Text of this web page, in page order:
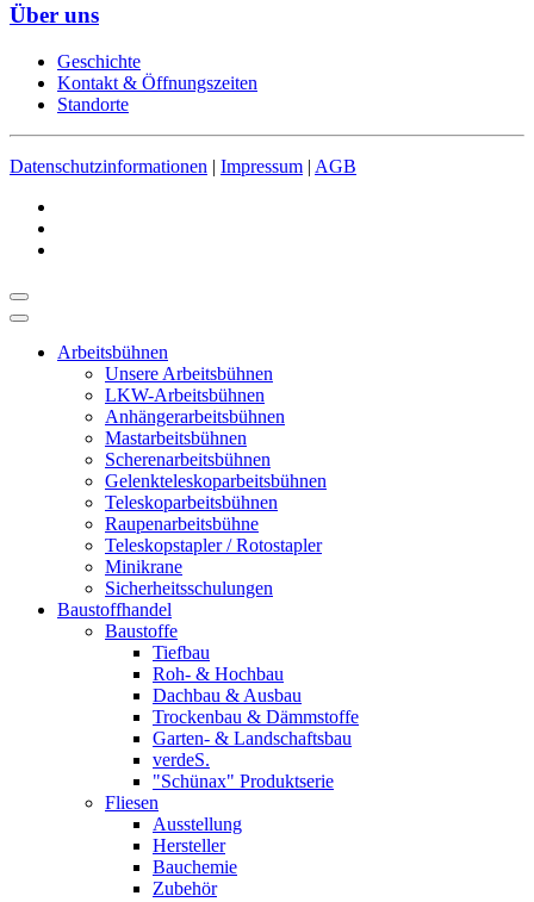
Über uns
Geschichte
Kontakt & Öffnungszeiten
Standorte
Datenschutzinformationen | Impressum | AGB
Arbeitsbühnen
Unsere Arbeitsbühnen
LKW-Arbeitsbühnen
Anhängerarbeitsbühnen
Mastarbeitsbühnen
Scherenarbeitsbühnen
Gelenkteleskoparbeitsbühnen
Teleskoparbeitsbühnen
Raupenarbeitsbühne
Teleskopstapler / Rotostapler
Minikrane
Sicherheitsschulungen
Baustoffhandel
Baustoffe
Tiefbau
Roh- & Hochbau
Dachbau & Ausbau
Trockenbau & Dämmstoffe
Garten- & Landschaftsbau
verdeS.
"Schünax" Produktserie
Fliesen
Ausstellung
Hersteller
Bauchemie
Zubehör